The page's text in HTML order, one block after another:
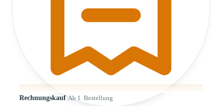
Rechnungskauf Ab 1. Bestellung